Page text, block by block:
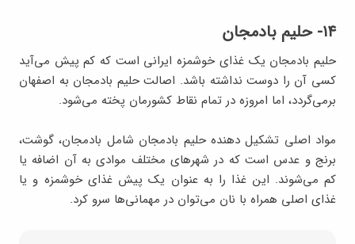
۱۴- حلیم بادمجان
حلیم بادمجان یک غذای خوشمزه ایرانی است که کم پیش می‌آید
کسی آن را دوست نداشته باشد. اصالت حلیم بادمجان به اصفهان
برمی‌گردد، اما امروزه در تمام نقاط کشورمان پخته می‌شود.
مواد اصلی تشکیل دهنده حلیم بادمجان شامل بادمجان، گوشت،
برنج و عدس است که در شهرهای مختلف موادی به آن اضافه یا
کم می‌شوند. این غذا را به عنوان یک پیش غذای خوشمزه و یا
غذای اصلی همراه با نان می‌توان در مهمانی‌ها سرو کرد.